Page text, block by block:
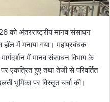
को अंतरराष्ट्रीय मानव संसाधन
में मनाया गया। महाप्रबंधक
में मानव संसाधन विभाग के
एकत्रित हुए तथा तेजी से परिवर्तित
भूमिका पर विस्तृत चर्चा की।